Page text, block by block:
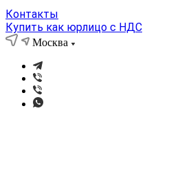
Контакты
Купить как юрлицо с НДС
Москва